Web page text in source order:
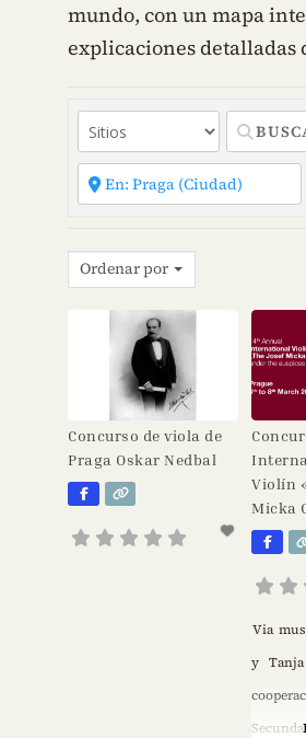
mundo, con un mapa
explicaciones detalladas
Ordenar por
Concurso de viola de
Praga Oskar Nedbal
Violín
Micka
Via
y